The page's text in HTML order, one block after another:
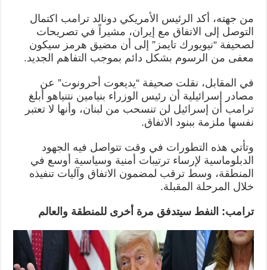
من جهته، أكد الرئيس الأمريكي دونالد ترامب اكتمال
التوصل إلى الاتفاق مع إيران، مشيراً في تصريحات
لصحيفة “نيويورك تايمز” إلى أن مضيق هرمز سيكون
معفى من الرسوم بشكل دائم بموجب التفاهم الجديد.
في المقابل، نقلت صحيفة “يديعوت أحرونوت” عن
مصادر إسرائيلية أن رئيس الوزراء بنيامين نتنياهو أبلغ
ترامب أن إسرائيل لن تنسحب من لبنان، وأنها لا تعتبر
نفسها ملزمة ببنود الاتفاق.
وتأتي هذه التطورات في وقت تتواصل فيه الجهود
الدبلوماسية لإرساء ترتيبات أمنية وسياسية أوسع في
المنطقة، وسط ترقب لمضمون الاتفاق وآليات تنفيذه
خلال المرحلة المقبلة.
ترامب: النفط سيتدفق مرة أخرى للمنطقة والعالم